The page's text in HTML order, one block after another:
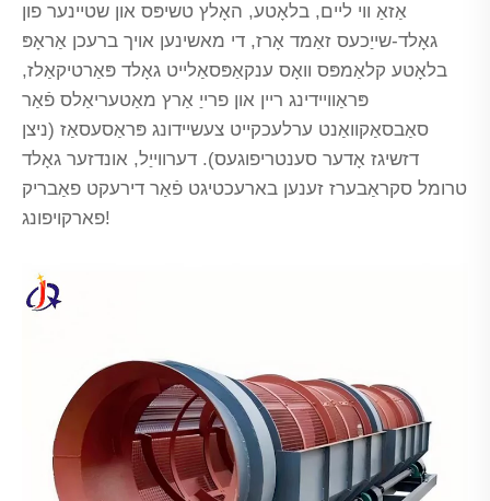
אַזאַ ווי ליים, בלאָטע, האָלץ טשיפּס און שטיינער פון
גאָלד-שייַכעס זאַמד אָרז, די מאשינען אויך ברעכן אַראָפּ
בלאָטע קלאַמפּס וואָס ענקאַפּסאַלייט גאָלד פּאַרטיקאַלז,
פּראַוויידינג ריין און פרייַ אַרץ מאַטעריאַלס פֿאַר
סאַבסאַקוואַנט ערלעכקייט צעשיידונג פּראַסעסאַז (ניצן
דזשיגז אָדער סענטריפוגעס). דערווייַל, אונדזער גאָלד
טרומל סקראַבערז זענען בארעכטיגט פֿאַר דירעקט פאַבריק
פארקויפונג!